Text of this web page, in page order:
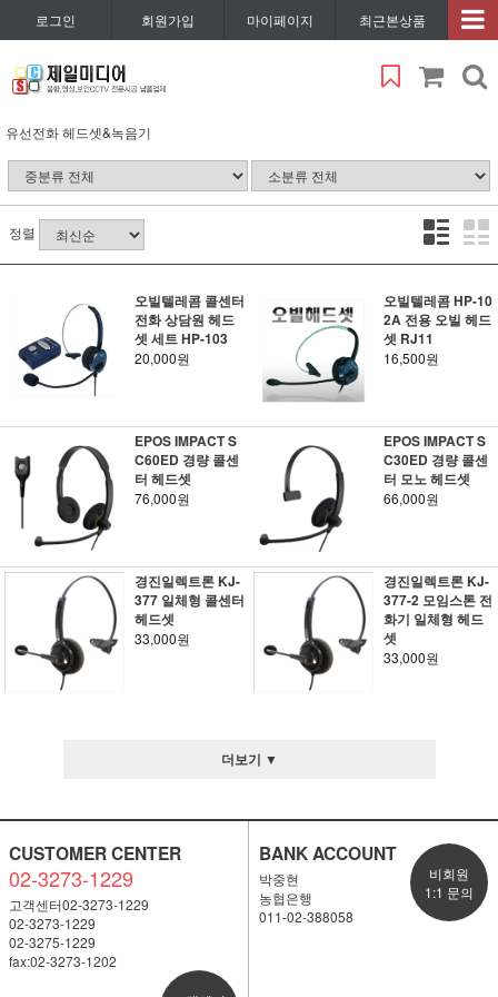
로그인 회원가입 마이페이지 최근본상품
유선전화 헤드셋&녹음기
정렬
오빌텔레콤 콜센터
전화 상담원 헤드
셋 세트 HP-103
20,000원
오빌텔레콤 HP-10
2A 전용 오빌 헤드
셋 RJ11
16,500원
EPOS IMPACT S
C60ED 경량 콜센
터 헤드셋
76,000원
EPOS IMPACT S
C30ED 경량 콜센
터 모노 헤드셋
66,000원
경진일렉트론 KJ-
377 일체형 콜센터
헤드셋
33,000원
경진일렉트론 KJ-
377-2 모임스톤 전
화기 일체형 헤드
셋
33,000원
더보기 ▼
CUSTOMER CENTER
02-3273-1229
고객센터02-3273-1229
02-3273-1229
02-3275-1229
fax:02-3273-1202
BANK ACCOUNT
박중현
농협은행
011-02-388058
비회원
1:1 문의